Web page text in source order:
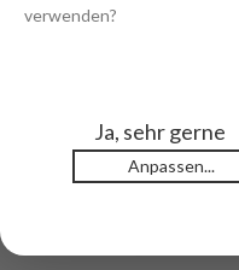
Motordrehzahl
verwenden?
Ja, sehr gerne
Anpassen...